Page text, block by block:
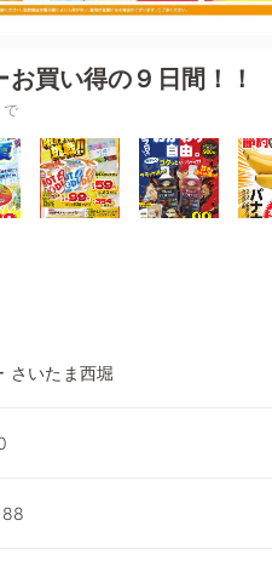
買い得の９日間！！
さいたま西堀